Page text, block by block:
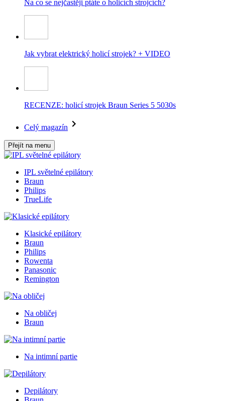
Na co se nejčastěji ptáte o holicích strojcích?
Jak vybrat elektrický holicí strojek? + VIDEO
RECENZE: holicí strojek Braun Series 5 5030s
Celý magazín
Přejít na menu
IPL světelné epilátory
Braun
Philips
TrueLife
Klasické epilátory
Braun
Philips
Rowenta
Panasonic
Remington
Na obličej
Braun
Na intimní partie
Depilátory